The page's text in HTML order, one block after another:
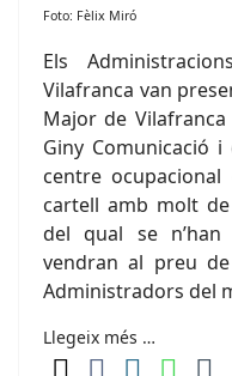
Foto: Fèlix Miró
Els
Vilafranca van
Major de Vilafranca
Giny Comunicació
centre
cartell amb molt
del qual se
vendran al preu
Administradors del
Llegeix més …